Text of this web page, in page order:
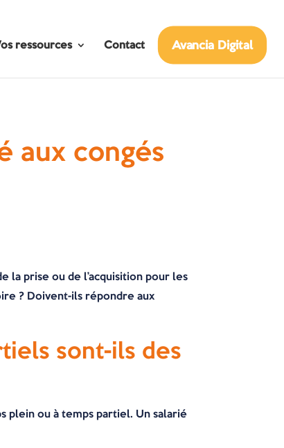
ressources Contact Avancia Digital
aux congés
la prise ou de l’acquisition pour les
? Doivent-ils répondre aux
sont-ils des
plein ou à temps partiel. Un salarié